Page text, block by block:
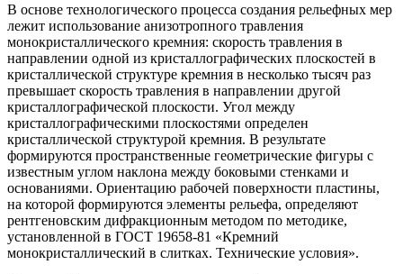
В основе технологического процесса создания рельефных мер
лежит использование анизотропного травления
монокристаллического кремния: скорость травления в
направлении одной из кристаллографических плоскостей в
кристаллической структуре кремния в несколько тысяч раз
превышает скорость травления в направлении другой
кристаллографической плоскости. Угол между
кристаллографическими плоскостями определен
кристаллической структурой кремния. В результате
формируются пространственные геометрические фигуры с
известным углом наклона между боковыми стенками и
основаниями. Ориентацию рабочей поверхности пластины,
на которой формируются элементы рельефа, определяют
рентгеновским дифракционным методом по методике,
установленной в ГОСТ 19658-81 «Кремний
монокристаллический в слитках. Технические условия».